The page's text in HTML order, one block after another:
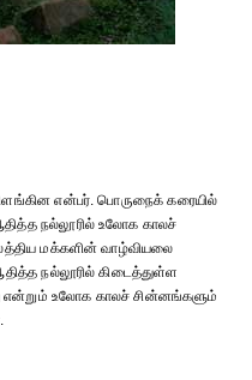
என்பர். பொருநைக் கரையில்
நல்லூரில் உலோக காலச்
மக்களின் வாழ்வியலை
நல்லூரில் கிடைத்துள்ள
என்றும் உலோக காலச் சின்னங்களும்